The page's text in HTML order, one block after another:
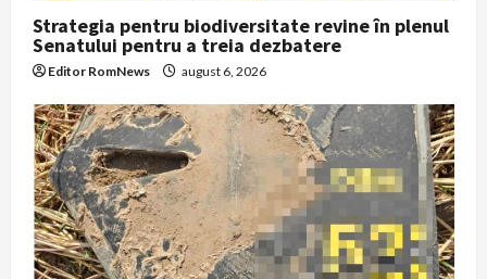
Strategia pentru biodiversitate revine în plenul
Senatului pentru a treia dezbatere
Editor RomNews august 6, 2026